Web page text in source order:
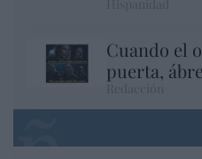
Cuando el
puerta,